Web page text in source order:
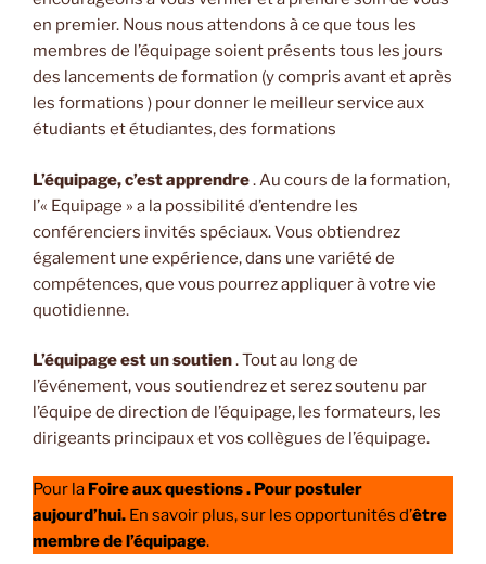
en premier. Nous nous attendons à ce que tous les
membres de l’équipage soient présents tous les jours
des lancements de formation (y compris avant et après
les formations ) pour donner le meilleur service aux
étudiants et étudiantes, des formations
L’équipage, c’est apprendre. Au cours de la formation,
l’« Equipage » a la possibilité d’entendre les
conférenciers invités spéciaux. Vous obtiendrez
également une expérience, dans une variété de
compétences, que vous pourrez appliquer à votre vie
quotidienne.
L’équipage est un soutien. Tout au long de
l’événement, vous soutiendrez et serez soutenu par
l’équipe de direction de l’équipage, les formateurs, les
dirigeants principaux et vos collègues de l’équipage.
Pour la Foire aux questions . Pour postuler
aujourd’hui. En savoir plus, sur les opportunités d’être
membre de l’équipage.